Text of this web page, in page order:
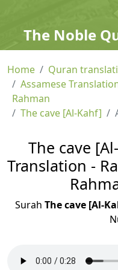
The Noble
Home
Quran
Assamese
Rahman
The cave [Al-Kahf]
The cave
Translation -
Surah The cave [Al-